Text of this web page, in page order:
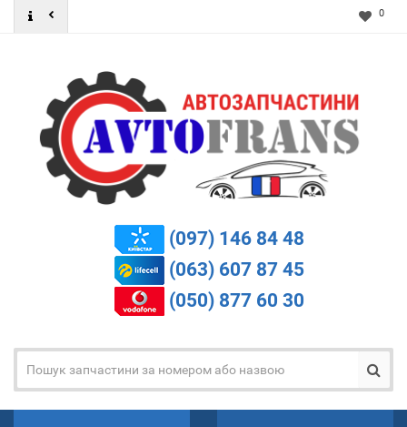
0
(097) 146 84 48
(063) 607 87 45
(050) 877 60 30